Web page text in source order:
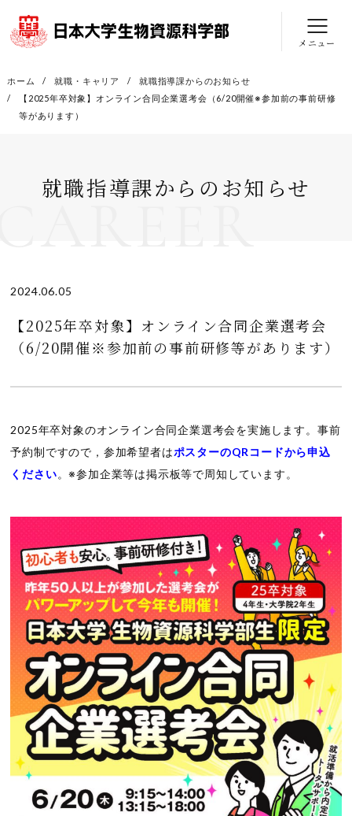
メニュー
ホーム 就職・キャリア
就職指導課からのお知らせ
【2025年卒対象】オンライン合同企業選考会（6/20開催※参加前の事前研修
等があります）
就職指導課からのお知らせ
2024.06.05
【2025年卒対象】オンライン合同企業選考会
（6/20開催※参加前の事前研修等があります）
2025年卒対象のオンライン合同企業選考会を実施します。事前
予約制ですので，参加希望者はポスターのQRコードから申込
ください。※参加企業等は掲示板等で周知しています。